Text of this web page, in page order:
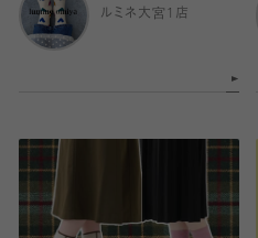
ルミネ大宮1店